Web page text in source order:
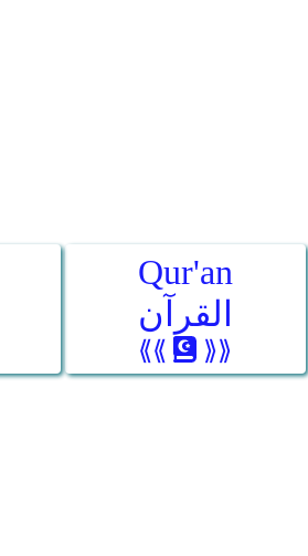
Qur'an
القرآن
⟪⟪ ⟫⟫